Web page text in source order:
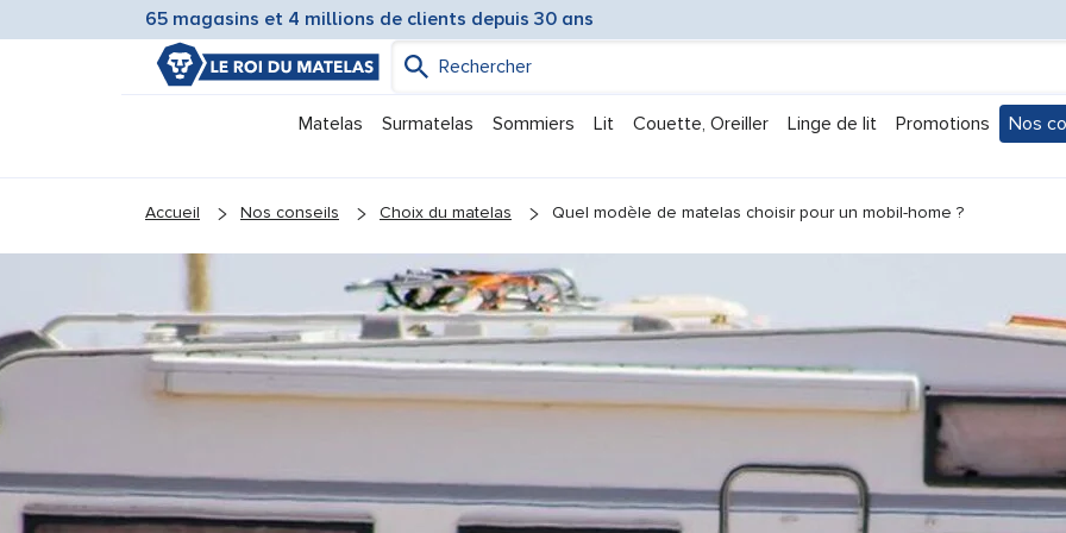
65 magasins et 4 millions de clients depuis 30 ans
Matelas Surmatelas Sommiers Lit Couette, Oreiller Linge de lit Promotions
Nos
Accueil Nos conseils Choix du matelas Quel modèle de matelas choisir pour un mobil-home ?